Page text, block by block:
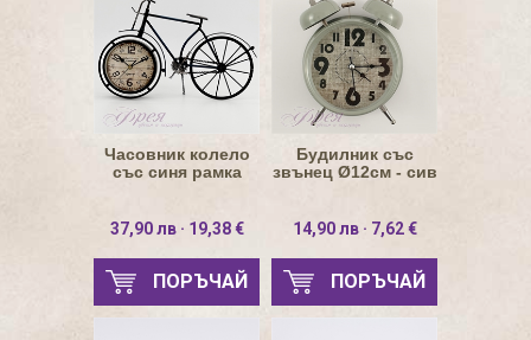
Часовник колело
със синя рамка
37,90 лв · 19,38 €
ПОРЪЧАЙ
Будилник със
звънец Ø12см - сив
14,90 лв · 7,62 €
ПОРЪЧАЙ